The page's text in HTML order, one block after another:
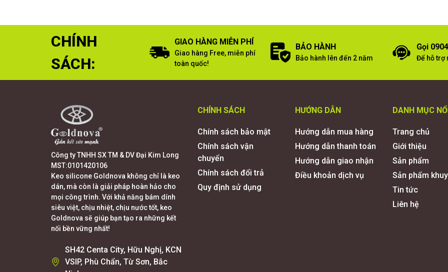
CHÍNH
SÁCH:
GIAO HÀNG MIỄN PHÍ
Giao hàng Free, miễn phí
toàn quốc!
BẢO HÀNH
Bảo hành lên đến 2 năm
Gọi
Để hỗ trợ
Công ty TNHH SX TM & DV Đại Kim Long
MST:0101420106
Keo silicone Goldnova không chỉ là keo
dán, mà còn là giải pháp hoàn hảo cho
mọi công trình. Với khả năng bám dính
siêu việt, chịu nhiệt, chịu nước tốt, keo
Goldnova sẽ giúp bạn tạo ra những kết
nối bền vững nhất!
SH42 Centa City, Hữu Nghị, KCN
VSIP, Phù Chẩn, Từ Sơn, Bắc
CHÍNH SÁCH
Chính sách bảo mật
Chính sách vận
chuyển
Chính sách đổi trả
Quy định sử dụng
HƯỚNG DẪN
Hướng dẫn mua hàng
Hướng dẫn thanh toán
Hướng dẫn giao nhận
Điều khoản dịch vụ
DANH MỤC
Trang chủ
Giới thiệu
Sản phẩm
Sản phẩm
Tin tức
Liên hệ